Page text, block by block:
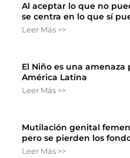
Al aceptar lo que no
se centra en lo que sí
Leer Más >>
El Niño es una
América Latina
Leer Más >>
Mutilación genital
pero se pierden los
Leer Más >>